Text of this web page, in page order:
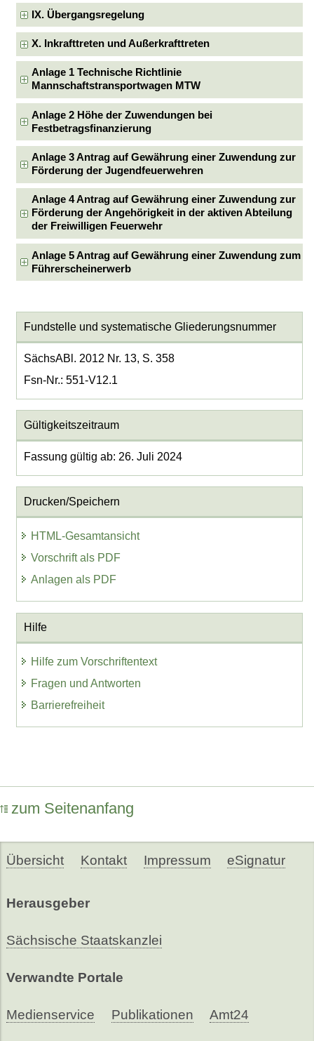
IX. Übergangsregelung
X. Inkrafttreten und Außerkrafttreten
Anlage 1 Technische Richtlinie
Mannschaftstransportwagen MTW
Anlage 2 Höhe der Zuwendungen bei
Festbetragsfinanzierung
Anlage 3 Antrag auf Gewährung einer Zuwendung zur
Förderung der Jugendfeuerwehren
Anlage 4 Antrag auf Gewährung einer Zuwendung zur
Förderung der Angehörigkeit in der aktiven Abteilung
der Freiwilligen Feuerwehr
Anlage 5 Antrag auf Gewährung einer Zuwendung zum
Führerscheinerwerb
Fundstelle und systematische Gliederungsnummer
SächsABl. 2012 Nr. 13, S. 358
Fsn-Nr.: 551-V12.1
Gültigkeitszeitraum
Fassung gültig ab: 26. Juli 2024
Drucken/Speichern
HTML-Gesamtansicht
Vorschrift als PDF
Anlagen als PDF
Hilfe
Hilfe zum Vorschriftentext
Fragen und Antworten
Barrierefreiheit
zum Seitenanfang
Übersicht Kontakt Impressum eSignatur
Herausgeber
Sächsische Staatskanzlei
Verwandte Portale
Medienservice Publikationen Amt24